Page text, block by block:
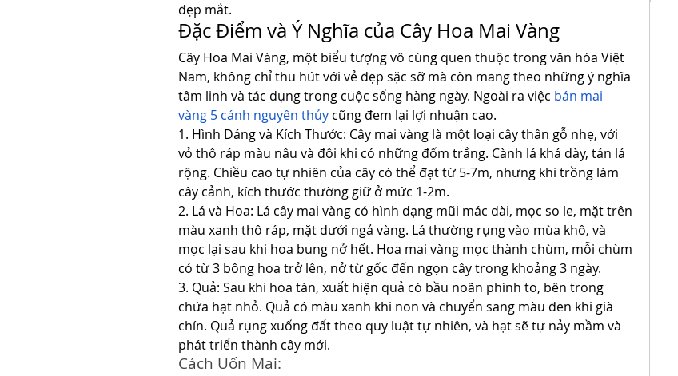
đẹp mắt.
Đặc Điểm và Ý Nghĩa của Cây Hoa Mai Vàng
Cây Hoa Mai Vàng, một biểu tượng vô cùng quen thuộc trong văn hóa Việt
Nam, không chỉ thu hút với vẻ đẹp sặc sỡ mà còn mang theo những ý nghĩa
tâm linh và tác dụng trong cuộc sống hàng ngày. Ngoài ra việc bán mai
vàng 5 cánh nguyên thủy cũng đem lại lợi nhuận cao.
1. Hình Dáng và Kích Thước: Cây mai vàng là một loại cây thân gỗ nhẹ, với
vỏ thô ráp màu nâu và đôi khi có những đốm trắng. Cành lá khá dày, tán lá
rộng. Chiều cao tự nhiên của cây có thể đạt từ 5-7m, nhưng khi trồng làm
cây cảnh, kích thước thường giữ ở mức 1-2m.
2. Lá và Hoa: Lá cây mai vàng có hình dạng mũi mác dài, mọc so le, mặt trên
màu xanh thô ráp, mặt dưới ngả vàng. Lá thường rụng vào mùa khô, và
mọc lại sau khi hoa bung nở hết. Hoa mai vàng mọc thành chùm, mỗi chùm
có từ 3 bông hoa trở lên, nở từ gốc đến ngọn cây trong khoảng 3 ngày.
3. Quả: Sau khi hoa tàn, xuất hiện quả có bầu noãn phình to, bên trong
chứa hạt nhỏ. Quả có màu xanh khi non và chuyển sang màu đen khi già
chín. Quả rụng xuống đất theo quy luật tự nhiên, và hạt sẽ tự nảy mầm và
phát triển thành cây mới.
Cách Uốn Mai: